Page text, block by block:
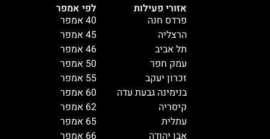
לפי אמפר
40 אמפר
45 אמפר
46 אמפר
50 אמפר
55 אמפר
60 אמפר
62 אמפר
65 אמפר
66 אמפר
אזורי פעילות
פרדס חנה
הרצליה
תל אביב
עמק חפר
זכרון יעקב
בנימינה גבעת עדה
קיסריה
עתלית
אבן יהודה